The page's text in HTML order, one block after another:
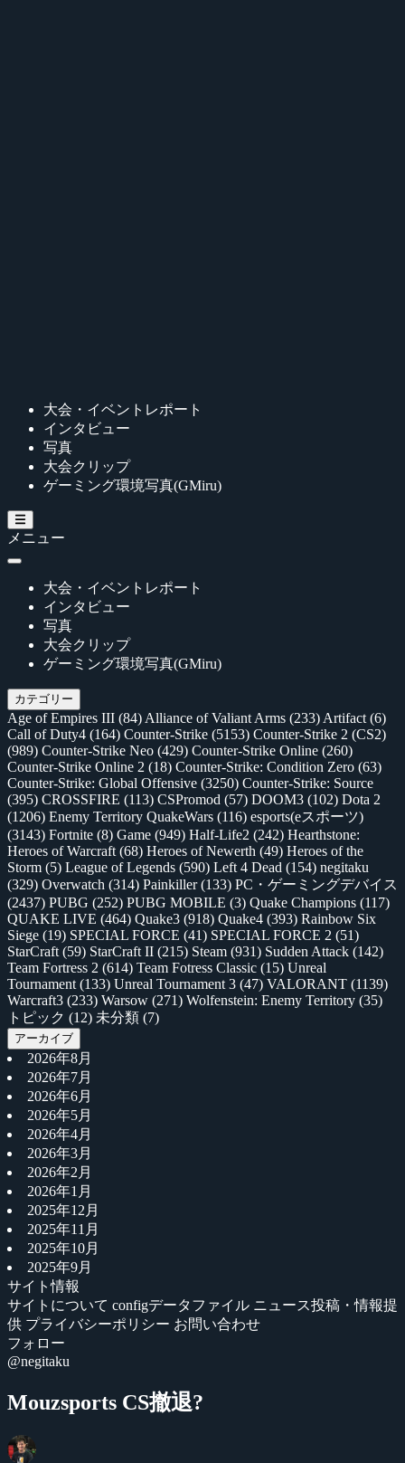
大会・イベントレポート
インタビュー
写真
大会クリップ
ゲーミング環境写真(GMiru)
メニュー
大会・イベントレポート
インタビュー
写真
大会クリップ
ゲーミング環境写真(GMiru)
カテゴリー
Age of Empires III (84) Alliance of Valiant Arms (233) Artifact (6)
Call of Duty4 (164) Counter-Strike (5153) Counter-Strike 2 (CS2)
(989) Counter-Strike Neo (429) Counter-Strike Online (260)
Counter-Strike Online 2 (18) Counter-Strike: Condition Zero (63)
Counter-Strike: Global Offensive (3250) Counter-Strike: Source
(395) CROSSFIRE (113) CSPromod (57) DOOM3 (102) Dota 2
(1206) Enemy Territory QuakeWars (116) esports(eスポーツ)
(3143) Fortnite (8) Game (949) Half-Life2 (242) Hearthstone:
Heroes of Warcraft (68) Heroes of Newerth (49) Heroes of the
Storm (5) League of Legends (590) Left 4 Dead (154) negitaku
(329) Overwatch (314) Painkiller(133) PC・ゲーミングデバイス
(2437) PUBG (252) PUBG MOBILE (3) Quake Champions (117)
QUAKE LIVE (464) Quake3 (918) Quake4 (393) Rainbow Six
Siege (19) SPECIAL FORCE (41) SPECIAL FORCE 2 (51)
StarCraft (59) StarCraft II (215) Steam (931) Sudden Attack (142)
Team Fortress 2 (614) Team Fotress Classic (15) Unreal
Tournament (133) Unreal Tournament 3 (47) VALORANT (1139)
Warcraft3 (233) Warsow (271) Wolfenstein: Enemy Territory (35)
トピック (12) 未分類 (7)
アーカイブ
2026年8月
2026年7月
2026年6月
2026年5月
2026年4月
2026年3月
2026年2月
2026年1月
2025年12月
2025年11月
2025年10月
2025年9月
サイト情報
サイトについて configデータファイル ニュース投稿・情報提
供 プライバシーポリシー お問い合わせ
フォロー
@negitaku
Mouzsports CS撤退?